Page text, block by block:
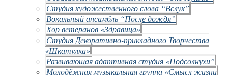
Студия художественного слова “Вслух”
Вокальный ансамбль “После дождя”
Хор ветеранов «Здравица»
Студия Декоративно-прикладного Творчества
«Шкатулка»
Развивающая адаптивная студия «Подсолнухи”
Молодёжная музыкальная группа «Смысл жизни